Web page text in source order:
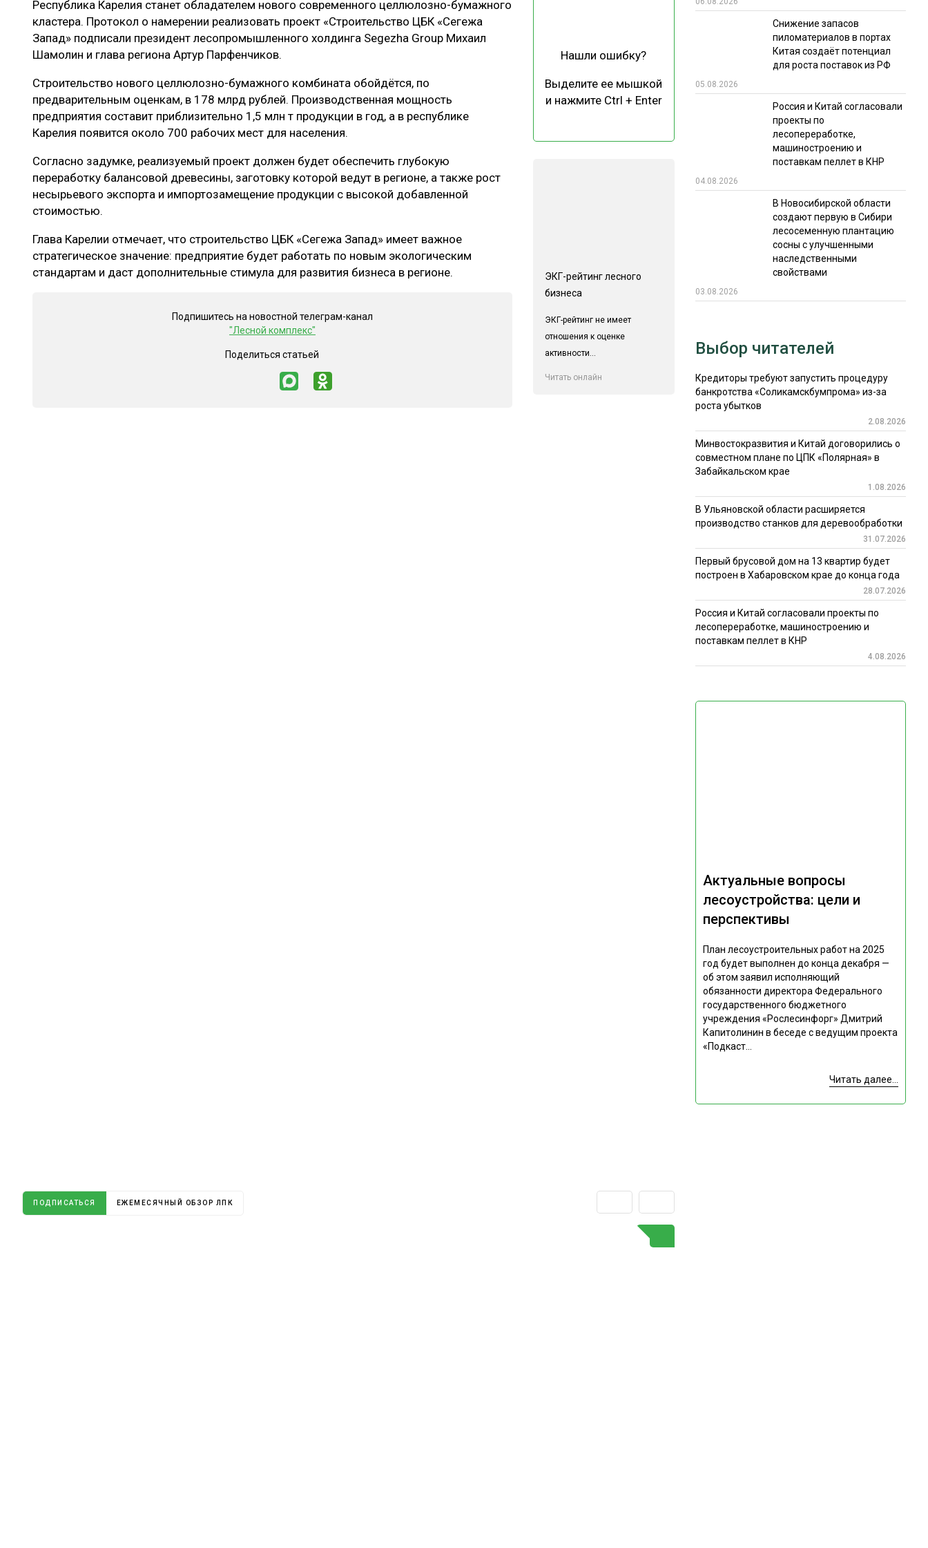
ЛЕСОВОССТАНОВЛЕНИЕ И ЗАЩИТА
ПРОИЗВОДСТВО ДРЕВЕСНЫХ ПЛИТ
ЦБП
СУШКА ДРЕВЕСИНЫ
МЕБЕЛЬНОЕ ПРОИЗВОДСТВО
РЫНОК
ОТРАСЛЕВАЯ ДИСКУССИЯ
ЭКСПЕРТНОЕ МНЕНИЕ
ИТОГИ МЕРОПРИЯТИЙ
Республика Карелия станет обладателем нового современного целлюлозно-бумажного
кластера. Протокол о намерении реализовать проект «Строительство ЦБК «Сегежа
Запад» подписали президент лесопромышленного холдинга Segezha Group Михаил
Шамолин и глава региона Артур Парфенчиков.
Строительство нового целлюлозно-бумажного комбината обойдётся, по
предварительным оценкам, в 178 млрд рублей. Производственная мощность
предприятия составит приблизительно 1,5 млн т продукции в год, а в республике
Карелия появится около 700 рабочих мест для населения.
Согласно задумке, реализуемый проект должен будет обеспечить глубокую
переработку балансовой древесины, заготовку которой ведут в регионе, а также рост
несырьевого экспорта и импортозамещение продукции с высокой добавленной
стоимостью.
Глава Карелии отмечает, что строительство ЦБК «Сегежа Запад» имеет важное
стратегическое значение: предприятие будет работать по новым экологическим
стандартам и даст дополнительные стимула для развития бизнеса в регионе.
Подпишитесь на новостной телеграм-канал
"Лесной комплекс"
Поделиться статьей
Нашли ошибку?
Выделите ее мышкой
и нажмите Ctrl + Enter
ЭКГ-рейтинг лесного
бизнеса
ЭКГ-рейтинг не имеет
отношения к оценке
активности...
Читать онлайн
Снижение запасов
пиломатериалов в портах
Китая создаёт потенциал
для роста поставок из РФ
05.08.2026
Россия и Китай согласовали
проекты по
лесопереработке,
машиностроению и
поставкам пеллет в КНР
04.08.2026
В Новосибирской области
создают первую в Сибири
лесосеменную плантацию
сосны с улучшенными
наследственными
свойствами
03.08.2026
Актуальные вопросы
лесоустройства: цели и
перспективы
План лесоустроительных работ на 2025
год будет выполнен до конца декабря —
об этом заявил исполняющий
обязанности директора Федерального
государственного бюджетного
учреждения «Рослесинфорг» Дмитрий
Капитолинин в беседе с ведущим проекта
«Подкаст...
Читать далее...
ПОДПИСАТЬСЯ ЕЖЕМЕСЯЧНЫЙ ОБЗОР ЛПК
Выбор читателей
Кредиторы требуют запустить процедуру
банкротства «Соликамскбумпрома» из-за
роста убытков
2.08.2026
Минвостокразвития и Китай договорились о
совместном плане по ЦПК «Полярная» в
Забайкальском крае
1.08.2026
В Ульяновской области расширяется
производство станков для деревообработки
31.07.2026
Первый брусовой дом на 13 квартир будет
построен в Хабаровском крае до конца года
28.07.2026
Россия и Китай согласовали проекты по
лесопереработке, машиностроению и
поставкам пеллет в КНР
4.08.2026